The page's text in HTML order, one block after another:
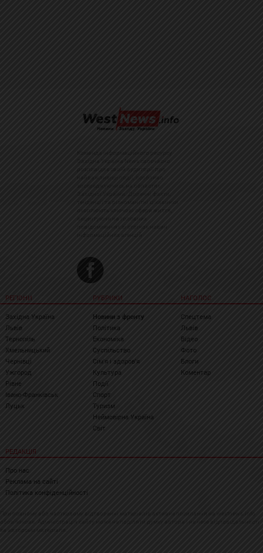
РЕГІОНИ
Західна Україна
Львів
Тернопіль
Хмельницький
Чернівці
Ужгород
Рівне
Івано-Франківськ
Луцьк
РУБРИКИ
Новини з фронту
Політика
Економіка
Суспільство
Сім'я і здоров'я
Культура
Події
Спорт
Туризм
Неймовірна Україна
Світ
НАГОЛОС
Спецтема
Львів
Відео
Фото
Блоги
Коментар
РЕДАКЦІЯ
Про нас
Реклама на сайті
Політика конфіденційності